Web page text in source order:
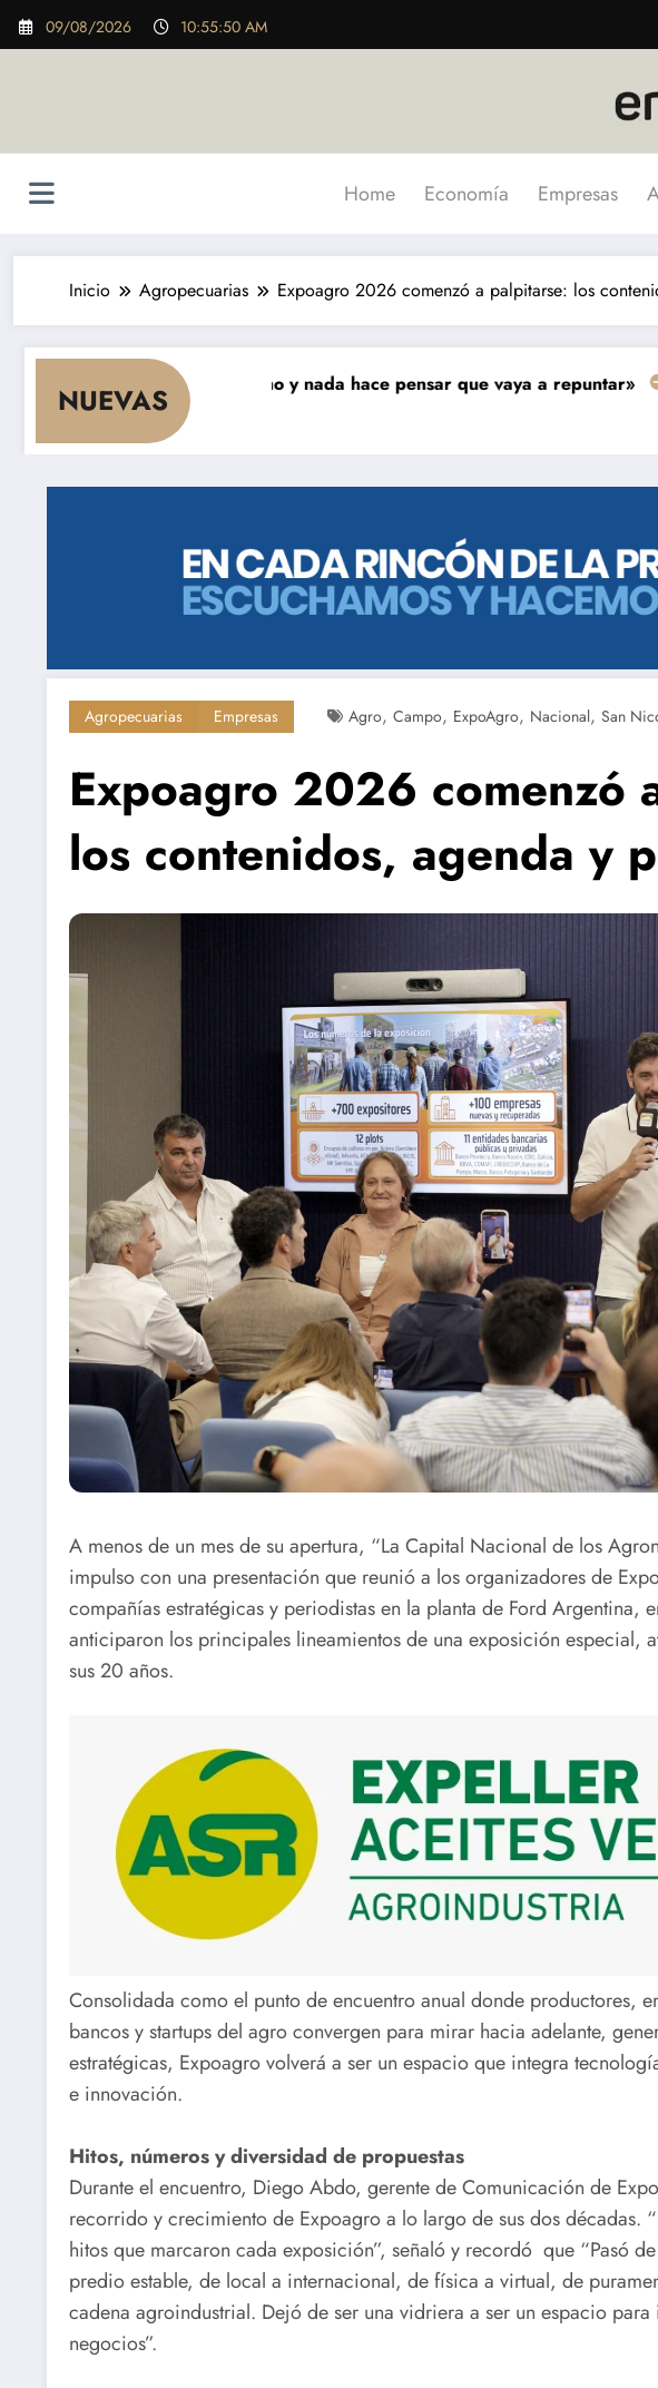
Saltar
09/08/2026 10:55:52 AM
Home Economía Empresas
Inicio Agropecuarias Expoagro 2026 comenzó a palpitarse: los
NUEVAS
cae el consumo y nada hace pensar que vaya a repuntar» En
Agropecuarias Empresas Agro, Campo, ExpoAgro, Nacional, San
Expoagro 2026 comenzó
los contenidos, agenda y
A menos de un mes de su apertura, “La Capital Nacional de los
impulso con una presentación que reunió a los organizadores de
compañías estratégicas y periodistas en la planta de Ford Argentina,
anticiparon los principales lineamientos de una exposición especial,
sus 20 años.
Consolidada como el punto de encuentro anual donde productores,
bancos y startups del agro convergen para mirar hacia adelante,
estratégicas, Expoagro volverá a ser un espacio que integra
e innovación.
Hitos, números y diversidad de propuestas
Durante el encuentro, Diego Abdo, gerente de Comunicación de
recorrido y crecimiento de Expoagro a lo largo de sus dos décadas.
hitos que marcaron cada exposición”, señaló y recordó que “Pasó
predio estable, de local a internacional, de física a virtual, de
cadena agroindustrial. Dejó de ser una vidriera a ser un espacio
negocios”.